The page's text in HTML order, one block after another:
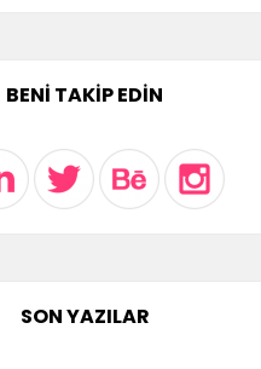
BENI TAKIP EDIN
SON YAZILAR